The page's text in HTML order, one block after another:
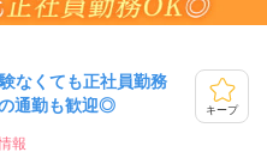
なくても正社員勤務
通勤も歓迎◎
キープ
報